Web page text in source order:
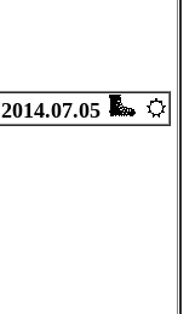
2014.07.05